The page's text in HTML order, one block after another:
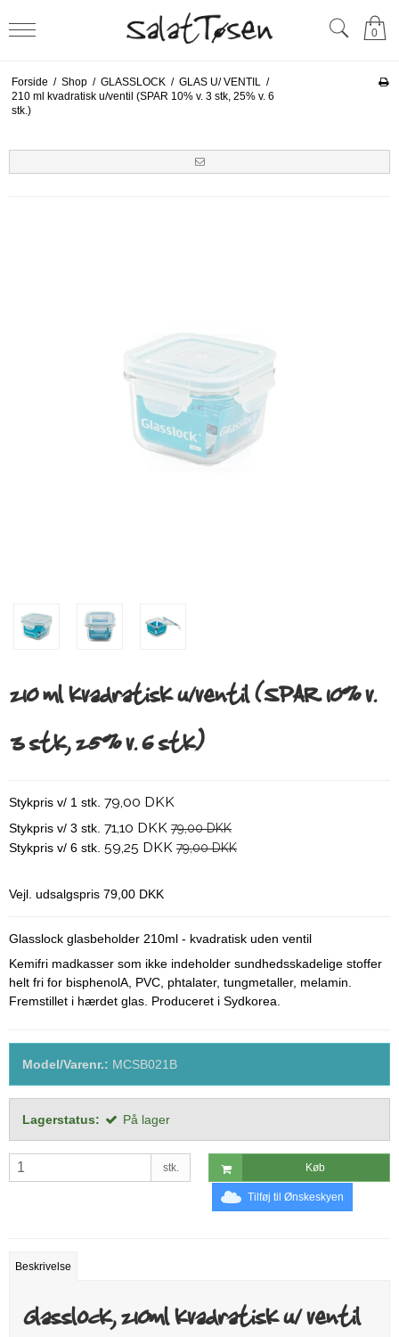
0
Forside / Shop / GLASSLOCK / GLAS U/ VENTIL /
210 ml kvadratisk u/ventil (SPAR 10% v. 3 stk, 25% v. 6
stk.)
210 ml kvadratisk u/ventil (SPAR 10% v.
3 stk, 25% v. 6 stk.)
Stykpris v/ 1 stk. 79,00 DKK
Stykpris v/ 3 stk. 71,10 DKK 79,00 DKK
Stykpris v/ 6 stk. 59,25 DKK 79,00 DKK
Vejl. udsalgspris 79,00 DKK
Glasslock glasbeholder 210ml - kvadratisk uden ventil
Kemifri madkasser som ikke indeholder sundhedsskadelige stoffer
helt fri for bisphenolA, PVC, phtalater, tungmetaller, melamin.
Fremstillet i hærdet glas. Produceret i Sydkorea.
Model/Varenr.: MCSB021B
Lagerstatus: På lager
stk. Køb
Tilføj til Ønskeskyen
Beskrivelse
Glasslock, 210ml kvadratisk u/ ventil